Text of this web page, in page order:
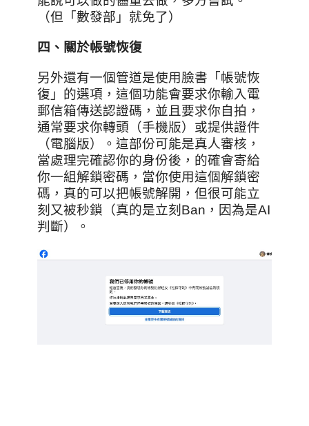
（但「數發部」就免了）
四 、 關於帳號恢復
另外還有一個管道是使用臉書「帳號恢
復」的選項，這個功能會要求你輸入電
郵信箱傳送認證碼，並且要求你自拍，
通常要求你轉頭（手機版）或提供證件
（電腦版）。這部份可能是真人審核，
當處理完確認你的身份後，的確會寄給
你一組解鎖密碼，當你使用這個解鎖密
碼，真的可以把帳號解開，但很可能立
刻又被秒鎖（真的是立刻Ban，因為是AI
判斷）。